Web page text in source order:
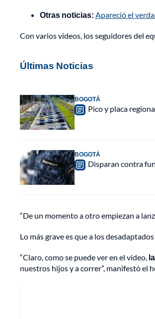
Otras noticias: Apareció el
Con varios videos, los seguidores del
Últimas Noticias
BOGOTÁ
Pico y placa
BOGOTÁ
Disparan contra
“De un momento a otro empiezan a
Lo más grave es que a los
“Claro, como se puede ver en el video,
nuestros hijos y a correr”, manifestó el